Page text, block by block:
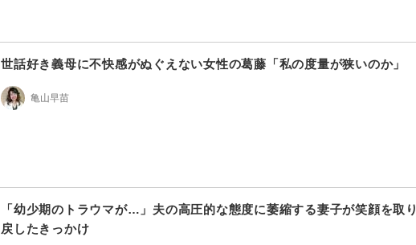
世話好き義母に不快感がぬぐえない女性の葛藤「私の度量が狭いのか」
亀山早苗
「幼少期のトラウマが…」夫の高圧的な態度に萎縮する妻子が笑顔を取り
戻したきっかけ